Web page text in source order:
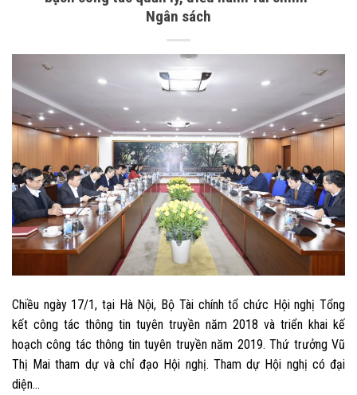
Ngân sách
Chiều ngày 17/1, tại Hà Nội, Bộ Tài chính tổ chức Hội nghị Tổng
kết công tác thông tin tuyên truyền năm 2018 và triển khai kế
hoạch công tác thông tin tuyên truyền năm 2019. Thứ trưởng Vũ
Thị Mai tham dự và chỉ đạo Hội nghị. Tham dự Hội nghị có đại
diện…